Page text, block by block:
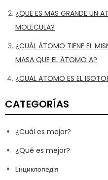
¿QUE ES MAS GRANDE UN
MOLECULA?
¿CUÁL ÁTOMO TIENE EL
MASA QUE EL ÁTOMO A?
¿CUAL ATOMO ES EL
CATEGORÍAS
¿Cuál es mejor?
¿Qué es mejor?
Eнциклопедія